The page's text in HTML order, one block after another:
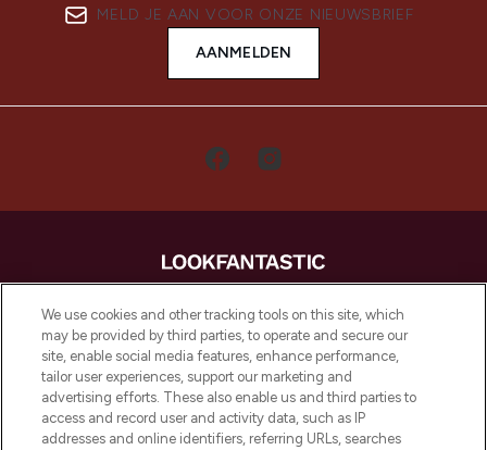
MELD JE AAN VOOR ONZE NIEUWSBRIEF
AANMELDEN
LOOKFANTASTIC is de ultieme online
beautybestemming van Europa, met de
beste huidverzorging, haarproducten en
make-up van meer dan 200 topmerken.
Shop online of via de app, met gratis
verzending vanaf €40.
We use cookies and other tracking tools on this site, which
may be provided by third parties, to operate and secure our
site, enable social media features, enhance performance,
tailor user experiences, support our marketing and
advertising efforts. These also enable us and third parties to
access and record user and activity data, such as IP
addresses and online identifiers, referring URLs, searches